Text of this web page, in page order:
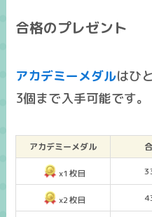
合格のプレゼント
アカデミーメダルはひ
3個まで入手可能です。
アカデミーメダル
x1枚目
x2枚目